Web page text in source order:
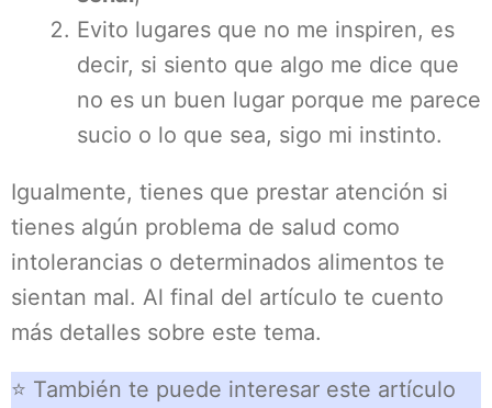
Evito lugares que no me inspiren, es
decir, si siento que algo me dice que
no es un buen lugar porque me parece
sucio o lo que sea, sigo mi instinto.
Igualmente, tienes que prestar atención si
tienes algún problema de salud como
intolerancias o determinados alimentos te
sientan mal. Al final del artículo te cuento
más detalles sobre este tema.
⭐ También te puede interesar este artículo